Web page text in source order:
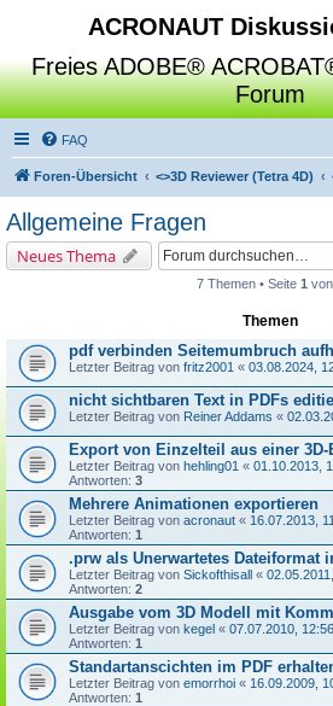
ACRONAUT
Freies ADOBE®
Forum
FAQ
Foren-Übersicht <>3D Reviewer (Tetra 4D)
Allgemeine Fragen
Neues Thema
7 Themen • Seite 1 von
Themen
pdf verbinden Seitemumbruch
Letzter Beitrag von fritz2001 « 03.08.2024,
nicht sichtbaren Text in PDFs
Letzter Beitrag von Reiner Addams «
Export von Einzelteil aus einer 3D-
Letzter Beitrag von hehling01 « 01.10.2013,
Antworten: 3
Mehrere Animationen exportieren
Letzter Beitrag von acronaut « 16.07.2013,
Antworten: 1
.prw als Unerwartetes Dateiformat
Letzter Beitrag von Sickofthisall «
Antworten: 2
Ausgabe vom 3D Modell mit
Letzter Beitrag von kegel « 07.07.2010, 12:56
Antworten: 1
Standartanscichten im PDF
Letzter Beitrag von emorrhoi « 16.09.2009,
Antworten: 1